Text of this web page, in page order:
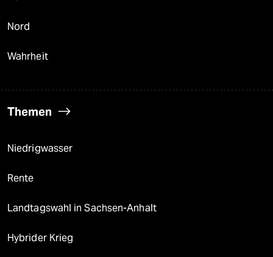
Nord
Wahrheit
Themen
Niedrigwasser
Rente
Landtagswahl in Sachsen-Anhalt
Hybrider Krieg